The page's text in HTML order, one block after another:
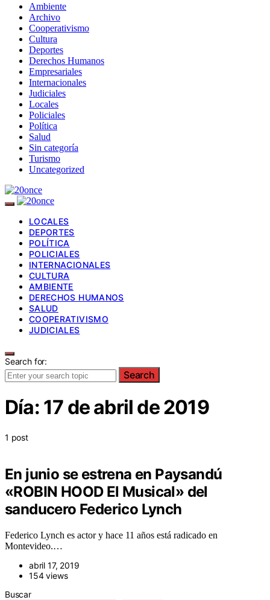
Ambiente
Archivo
Cooperativismo
Cultura
Deportes
Derechos Humanos
Empresariales
Internacionales
Judiciales
Locales
Policiales
Política
Salud
Sin categoría
Turismo
Uncategorized
LOCALES
DEPORTES
POLÍTICA
POLICIALES
INTERNACIONALES
CULTURA
AMBIENTE
DERECHOS HUMANOS
SALUD
COOPERATIVISMO
JUDICIALES
Search for:
Search
Día: 17 de abril de 2019
1 post
En junio se estrena en Paysandú
«ROBIN HOOD El Musical» del
sanducero Federico Lynch
Federico Lynch es actor y hace 11 años está radicado en
Montevideo.…
abril 17, 2019
154 views
Buscar